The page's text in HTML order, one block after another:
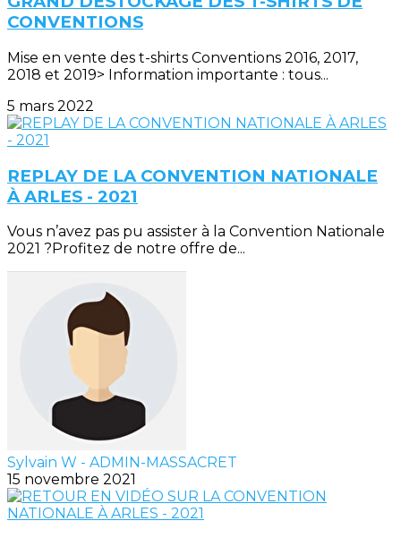
CONVENTIONS
Mise en vente des t-shirts Conventions 2016, 2017,
2018 et 2019> Information importante : tous...
5 mars 2022
REPLAY DE LA CONVENTION NATIONALE
À ARLES - 2021
Vous n’avez pas pu assister à la Convention Nationale
2021 ?Profitez de notre offre de...
Sylvain W - ADMIN-MASSACRET
15 novembre 2021